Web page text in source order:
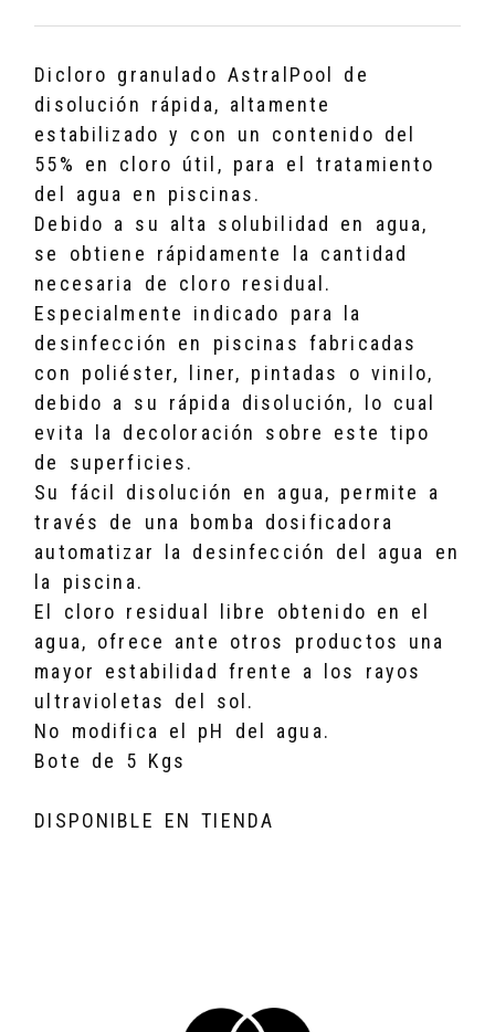
Dicloro granulado AstralPool de
disolución rápida, altamente
estabilizado y con un contenido del
55% en cloro útil, para el tratamiento
del agua en piscinas.
Debido a su alta solubilidad en agua,
se obtiene rápidamente la cantidad
necesaria de cloro residual.
Especialmente indicado para la
desinfección en piscinas fabricadas
con poliéster, liner, pintadas o vinilo,
debido a su rápida disolución, lo cual
evita la decoloración sobre este tipo
de superficies.
Su fácil disolución en agua, permite a
través de una bomba dosificadora
automatizar la desinfección del agua en
la piscina.
El cloro residual libre obtenido en el
agua, ofrece ante otros productos una
mayor estabilidad frente a los rayos
ultravioletas del sol.
No modifica el pH del agua.
Bote de 5 Kgs
DISPONIBLE EN TIENDA